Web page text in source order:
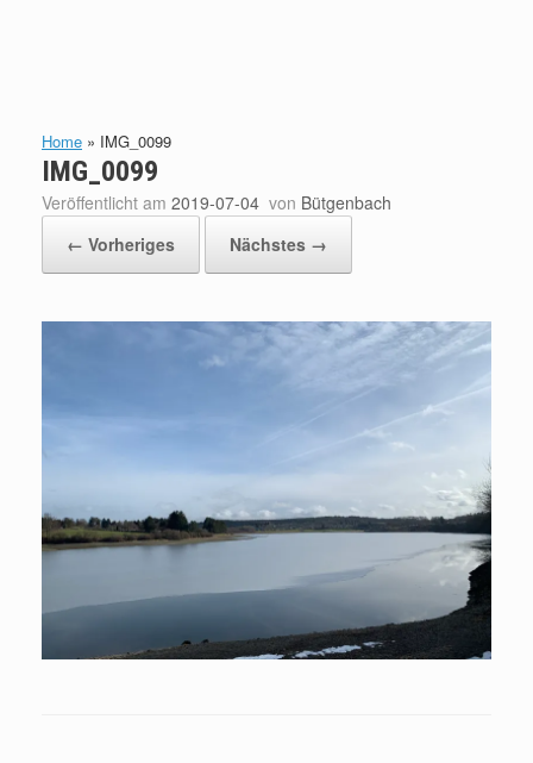
Home » IMG_0099
IMG_0099
Veröffentlicht am 2019-07-04 von Bütgenbach
← Vorheriges
Nächstes →